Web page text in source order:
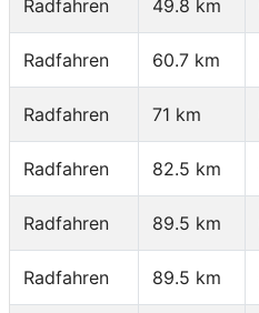
Radfahren 49.8 km
Radfahren 60.7 km
Radfahren 71 km
Radfahren 82.5 km
Radfahren 89.5 km
Radfahren 89.5 km